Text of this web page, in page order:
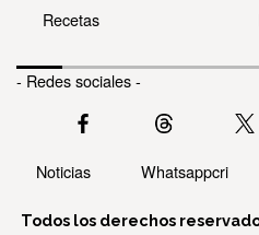
Recetas
- Redes sociales -
Noticias Whatsappcri
Todos los derechos